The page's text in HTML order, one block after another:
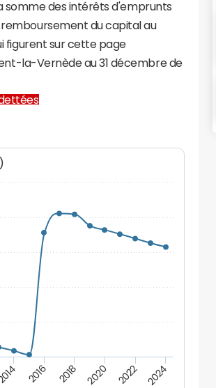
somme des intérêts d'emprunts
du capital au
figurent sur cette page
la-Vernède au 31 décembre de
2016 2018 2020 2022 2024